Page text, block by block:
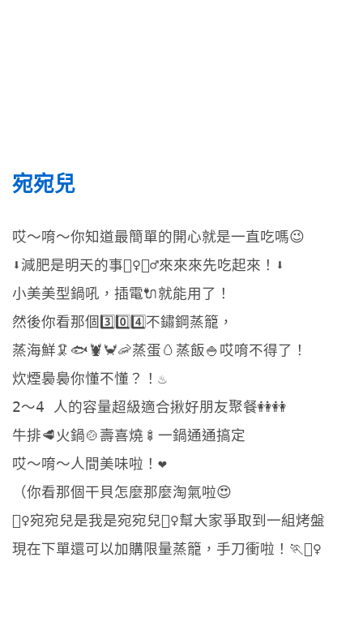
宛宛兒
哎～唷～你知道最簡單的開心就是一直吃嗎😉
⬇️減肥是明天的事🏋️‍♀🤸‍♂來來來先吃起來！⬇️
小美美型鍋吼，插電🔌就能用了！
然後你看那個3️⃣0️⃣4️⃣不鏽鋼蒸籠，
蒸海鮮🦑🐟🦞🦀🦐蒸蛋🥚蒸飯🍚哎唷不得了！
炊煙裊裊你懂不懂？！♨️
2～4 人的容量超級適合揪好朋友聚餐👭👭
牛排🥩火鍋🍲壽喜燒🍢一鍋通通搞定
哎～唷～人間美味啦！❤️
（你看那個干貝怎麼那麼淘氣啦😍
🧚‍♀宛宛兒是我是宛宛兒🧚‍♀幫大家爭取到一組烤盤
現在下單還可以加購限量蒸籠，手刀衝啦！🏃🏃‍♀